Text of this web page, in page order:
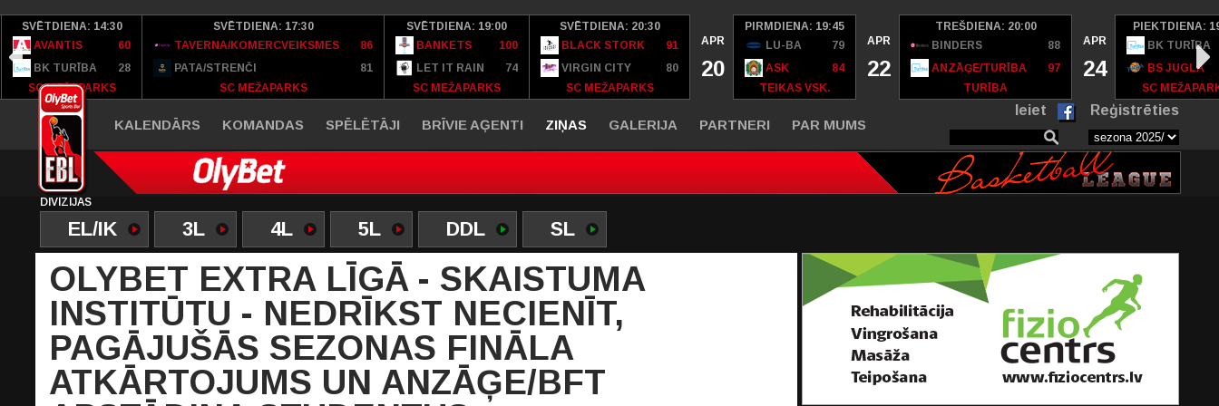
SVĒTDIENA: 14:30
AVANTIS
60
BK TURĪBA
28
SC MEŽAPARKS
SVĒTDIENA: 17:30
TAVERNA/KOMERCVEIKSMES
86
PATA/STRENČI
81
SC MEŽAPARKS
SVĒTDIENA: 19:00
BANKETS
100
LET IT RAIN
74
SC MEŽAPARKS
SVĒTDIENA: 20:30
BLACK STORK
91
VIRGIN CITY
80
SC MEŽAPARKS
APR
20
PIRMDIENA: 19:45
LU-BA
79
ASK
84
TEIKAS VSK.
APR
22
TREŠDIENA: 20:00
BINDERS
88
ANZĀĢE/TURĪBA
97
TURĪBA
APR
24
PIEKTDIENA:
BK TURĪBA
BS JUGLA
SC
KALENDĀRS KOMANDAS SPĒLĒTĀJI BRĪVIE AĢENTI ZIŅAS GALERIJA PARTNERI PAR MUMS
Ieiet Reģistrēties
DIVĪZIJAS
EL/IK 3L 4L 5L DDL SL
OLYBET EXTRA LĪGĀ - SKAISTUMA
INSTITŪTU - NEDRĪKST NECIENĪT,
PAGĀJUŠĀS SEZONAS FINĀLA
ATKĀRTOJUMS UN ANZĀĢE/BFT